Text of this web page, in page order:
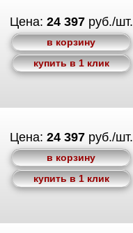
Цена: 24 397руб./шт.
в корзину
купить в 1 клик
Цена: 24 397руб./шт.
в корзину
купить в 1 клик